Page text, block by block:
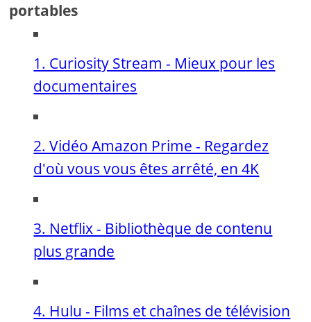
portables
1. Curiosity Stream - Mieux pour les
documentaires
2. Vidéo Amazon Prime - Regardez
d'où vous vous êtes arrêté, en 4K
3. Netflix - Bibliothèque de contenu
plus grande
4. Hulu - Films et chaînes de télévision